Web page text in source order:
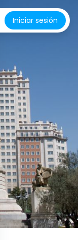
Iniciar sesión